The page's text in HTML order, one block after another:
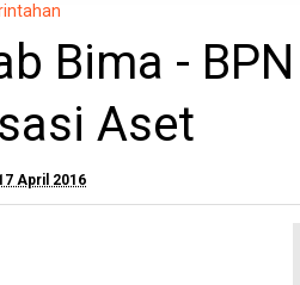
Bima -
Aset
April 2016